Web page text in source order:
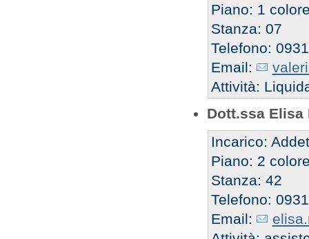
Piano: 1
Stanza: 07
Telefono:
Email:
Attività:
Dott.ssa Elisa
Incarico:
Piano: 2
Stanza: 42
Telefono:
Email: